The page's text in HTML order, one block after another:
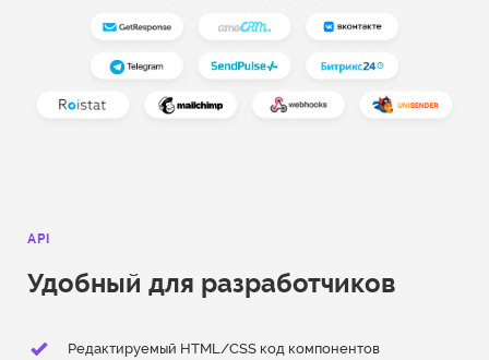
API
Удобный для разработчиков
Редактируемый HTML/CSS код компонентов